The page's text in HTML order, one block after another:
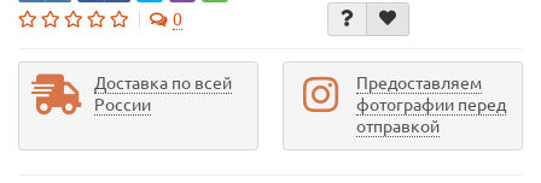
0
Доставка по всей
России
Предоставляем
фотографии перед
отправкой